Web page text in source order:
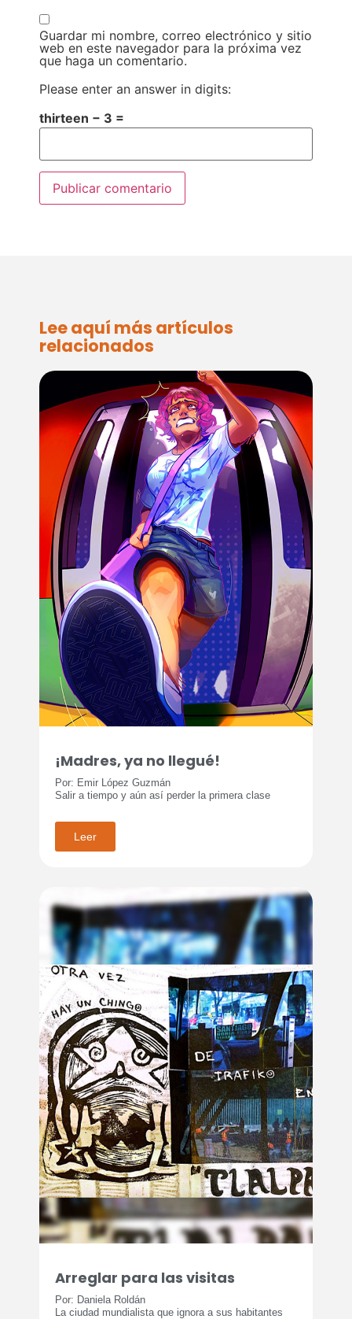
Lee aquí más artículos
relacionados
¡Madres, ya no llegué!
Por: Emir López Guzmán
Salir a tiempo y aún así perder la primera clase
Leer
Arreglar para las visitas
Por: Daniela Roldán
La ciudad mundialista que ignora a sus habitantes
Guardar mi nombre, correo electrónico y sitio
web en este navegador para la próxima vez
que haga un comentario.
Please enter an answer in digits:
thirteen − 3 =